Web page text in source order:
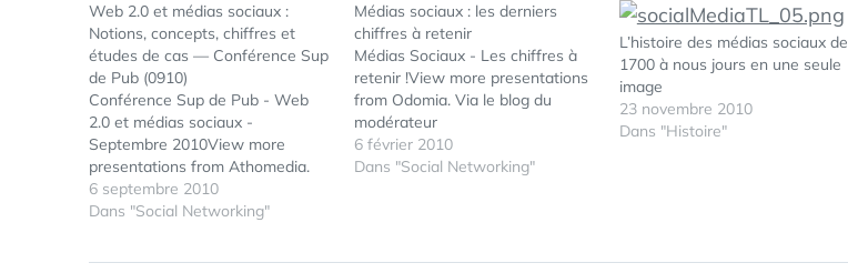
Web 2.0 et médias sociaux :
Notions, concepts, chiffres et
études de cas — Conférence Sup
de Pub (0910)
Conférence Sup de Pub - Web
2.0 et médias sociaux -
Septembre 2010View more
presentations from Athomedia.
6 septembre 2010
Dans "Social Networking"
Médias sociaux : les derniers
chiffres à retenir
Médias Sociaux - Les chiffres à
retenir !View more presentations
from Odomia. Via le blog du
modérateur
6 février 2010
Dans "Social Networking"
L’histoire des médias sociaux de
1700 à nous jours en une seule
image
23 novembre 2010
Dans "Histoire"